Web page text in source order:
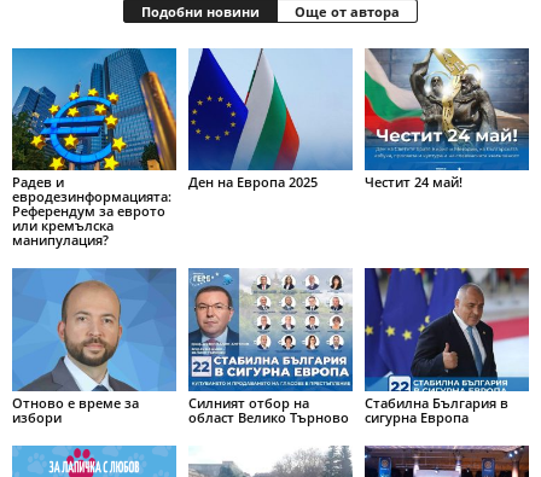
Подобни новини Още от автора
Радев и
евродезинформацията:
Референдум за еврото
или кремълска
манипулация?
Ден на Европа 2025 Честит 24 май!
Отново е време за
избори
Силният отбор на
област Велико Търново
Стабилна България в
сигурна Европа